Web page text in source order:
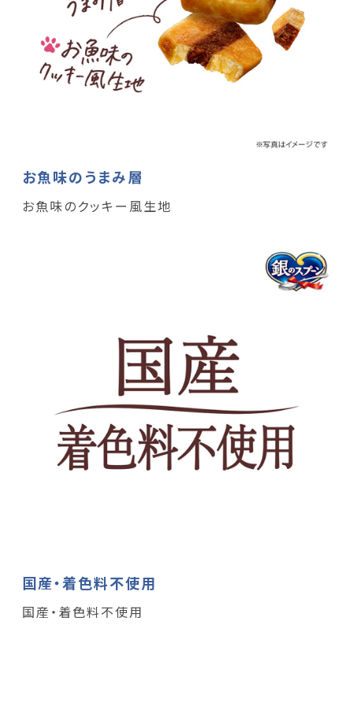
お魚味のうまみ層
お魚味のクッキー風生地
国産・着色料不使用
国産・着色料不使用